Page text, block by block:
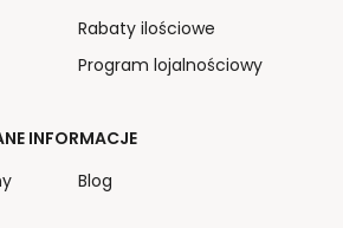
Rabaty ilościowe
Program lojalnościowy
INFORMACJE
Blog